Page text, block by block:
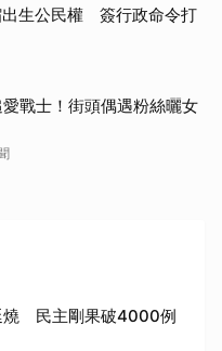
出生公民權 簽行政命令打
戰士！街頭偶遇粉絲曬女
燒 民主剛果破4000例